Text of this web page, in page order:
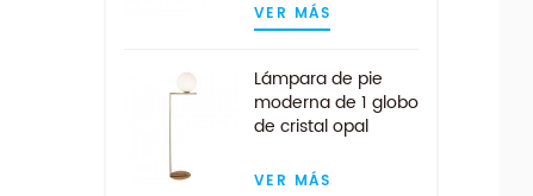
VER MÁS
Lámpara de pie
moderna de 1 globo
de cristal opal
acabado latón
VER MÁS